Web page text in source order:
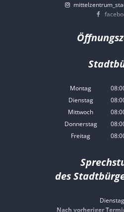
Montag
Dienstag
Mittwoch
Donnerstag
Freitag
des
Dienstag
Nach vorheriger